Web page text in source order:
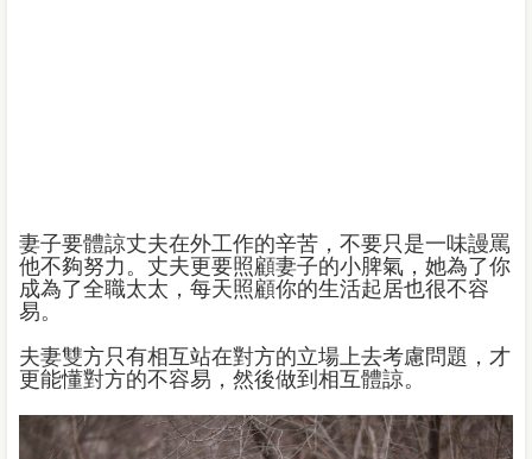
妻子要體諒丈夫在外工作的辛苦，不要只是一味謾罵
他不夠努力。丈夫更要照顧妻子的小脾氣，她為了你
成為了全職太太，每天照顧你的生活起居也很不容
易。
夫妻雙方只有相互站在對方的立場上去考慮問題，才
更能懂對方的不容易，然後做到相互體諒。